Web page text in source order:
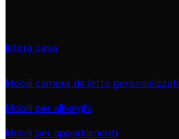
Intera casa
Mobili camera da letto personalizzati
Mobili per alberghi
Mobili per appartamenti